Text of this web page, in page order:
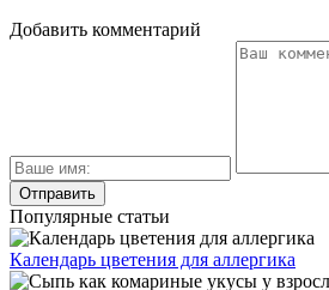
Добавить комментарий
Популярные статьи
Календарь цветения для аллергика